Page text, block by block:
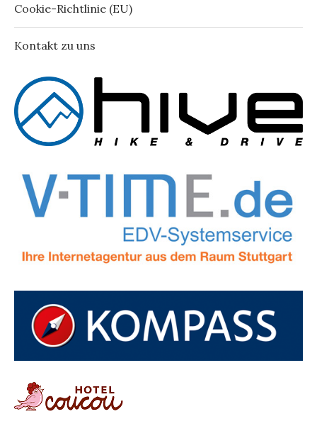
Cookie-Richtlinie (EU)
Kontakt zu uns